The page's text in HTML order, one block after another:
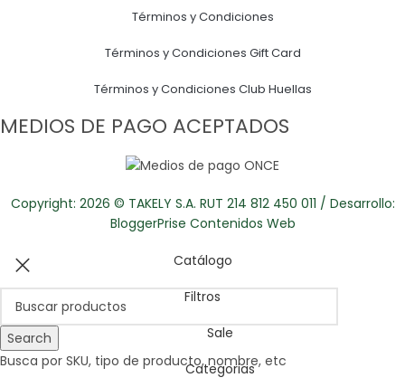
Términos y Condiciones
Términos y Condiciones Gift Card
Términos y Condiciones Club Huellas
MEDIOS DE PAGO ACEPTADOS
Copyright: 2026 © TAKELY S.A. RUT 214 812 450 011 / Desarrollo:
BloggerPrise Contenidos Web
Search
Busca por SKU, tipo de producto, nombre, etc
Catálogo
Filtros
Sale
Categorias